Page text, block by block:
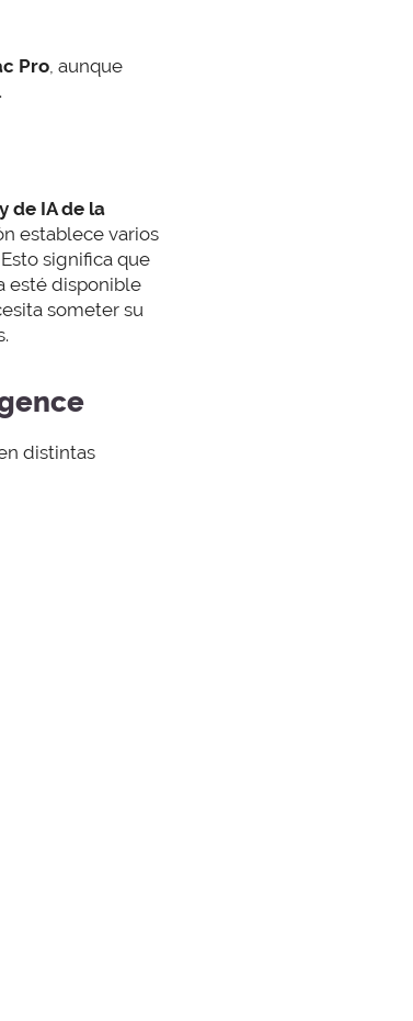
Pro, aunque
de IA de la
establece varios
significa que
esté disponible
someter su
distintas